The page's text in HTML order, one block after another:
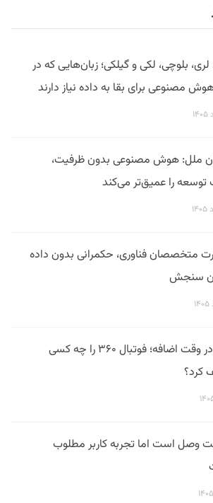
بلوچی، لکی و گیلکی؛ زبان‌هایی که در
مصنوعی برای بقا به داده نیاز دارند
ملل: هوش مصنوعی بدون ظرفیت،
را عمیق‌تر می‌کند
متخصصان فناوری، حکمرانی بدون داده
سنجش
فیلتر در وقت اضافه؛ فوتبال ۳۶۰ را چه کسی
کرد؟
وصل است اما تجربه کاربر مطلوب